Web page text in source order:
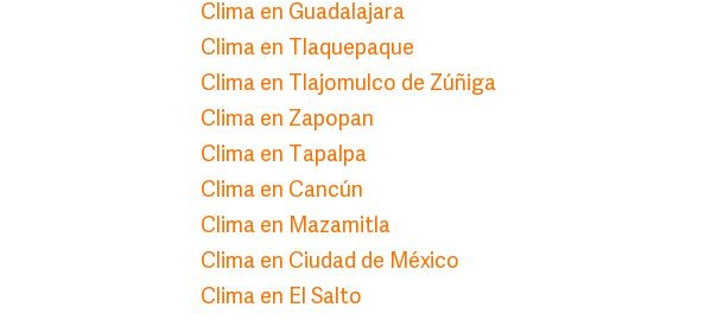
Clima en Guadalajara
Clima en Tlaquepaque
Clima en Tlajomulco de Zúñiga
Clima en Zapopan
Clima en Tapalpa
Clima en Cancún
Clima en Mazamitla
Clima en Ciudad de México
Clima en El Salto